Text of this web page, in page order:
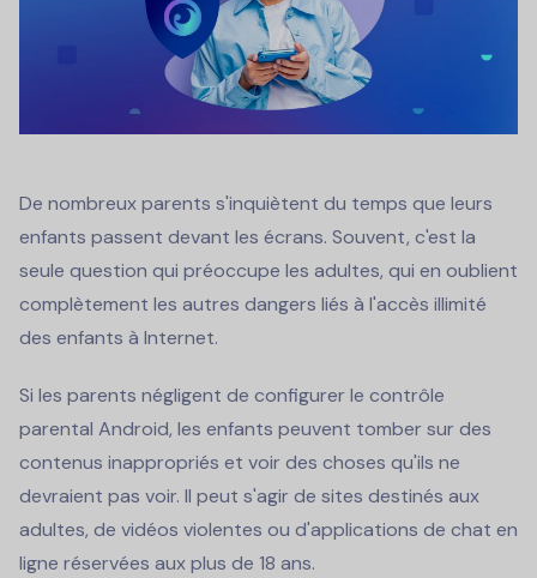
De nombreux parents s'inquiètent du temps que leurs
enfants passent devant les écrans. Souvent, c'est la
seule question qui préoccupe les adultes, qui en oublient
complètement les autres dangers liés à l'accès illimité
des enfants à Internet.
Si les parents négligent de configurer le contrôle
parental Android, les enfants peuvent tomber sur des
contenus inappropriés et voir des choses qu'ils ne
devraient pas voir. Il peut s'agir de sites destinés aux
adultes, de vidéos violentes ou d'applications de chat en
ligne réservées aux plus de 18 ans.